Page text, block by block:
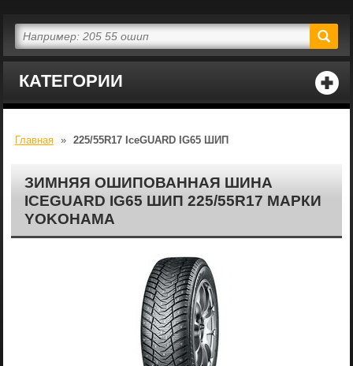
КАТЕГОРИИ
Главная » 225/55R17 IceGUARD IG65 ШИП
ЗИМНЯЯ ОШИПОВАННАЯ ШИНА
ICEGUARD IG65 ШИП 225/55R17 МАРКИ
YOKOHAMA